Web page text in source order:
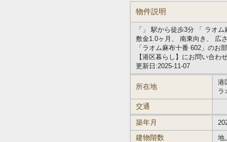
物件説明
「」 駅から徒歩3分 「 ラオ
敷金1.0ヶ月、 南東向き、 広
「ラオム麻布十番 602」のお
【港区暮らし】にお問い合わ
更新日:2025-11-07
所在地
港
ラ
交通
築年月
建物階数 地